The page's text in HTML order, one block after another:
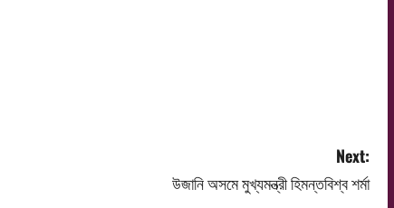
Next:
উজানি অসমে মুখ্যমন্ত্রী হিমন্তবিশ্ব শর্মা